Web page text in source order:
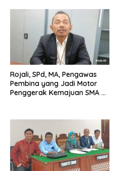
Rojali, SPd, MA, Pengawas
Pembina yang Jadi Motor
Penggerak Kemajuan SMA di